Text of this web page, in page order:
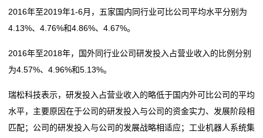
2016年至2019年1-6月，五家国内同行业可比公司平均水平分别为
4.13%、4.76%和4.86%、4.67%。
2016年至2018年，国外同行业公司研发投入占营业收入的比例分别
为4.57%、4.96%和5.13%。
瑞松科技表示，研发投入占营业收入的略低于国内外可比公司的平均
水平，主要原因在于公司的研发投入与公司的资金实力、发展阶段相
匹配；公司的研发投入与公司的发展战略相适应；工业机器人系统集